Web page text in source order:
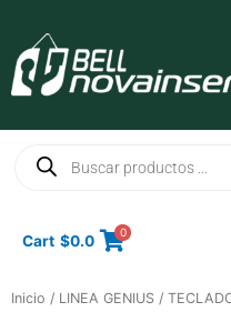
contenido
productos
Cart $0.0 0
Inicio / LINEA GENIUS /